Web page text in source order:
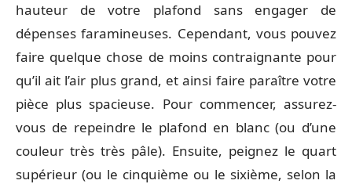
hauteur de votre plafond sans engager de
dépenses faramineuses. Cependant, vous pouvez
faire quelque chose de moins contraignante pour
qu’il ait l’air plus grand, et ainsi faire paraître votre
pièce plus spacieuse. Pour commencer, assurez-
vous de repeindre le plafond en blanc (ou d’une
couleur très très pâle). Ensuite, peignez le quart
supérieur (ou le cinquième ou le sixième, selon la